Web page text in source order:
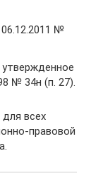
06.12.2011 №
№ 34н (п. 27).
всех
правовой